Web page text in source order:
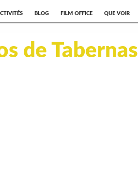
BLOG FILM OFFICE QUE VOIR
de Tabernas